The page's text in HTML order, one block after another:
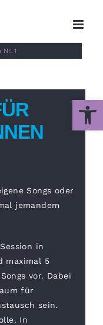
1
Songs oder
jemandem
in
maximal 5
vor. Dabei
für
sein.
In